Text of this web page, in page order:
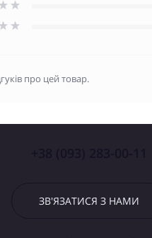
про цей товар.
ЗВ'ЯЗАТИСЯ З НАМИ